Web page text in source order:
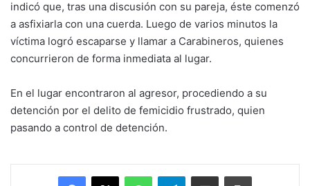
indicó que, tras una discusión con su pareja, éste comenzó
a asfixiarla con una cuerda. Luego de varios minutos la
víctima logró escaparse y llamar a Carabineros, quienes
concurrieron de forma inmediata al lugar.
En el lugar encontraron al agresor, procediendo a su
detención por el delito de femicidio frustrado, quien
pasando a control de detención.
Facebook
X WhatsAppTelegramEnviar vía email Imprimir